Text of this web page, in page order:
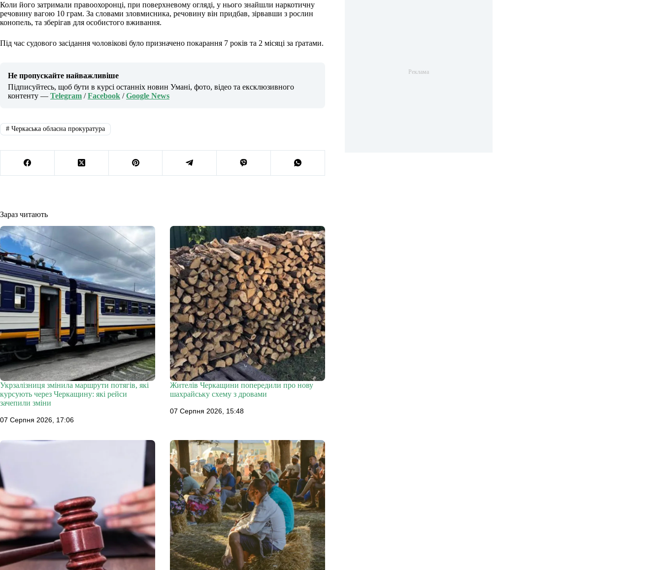
Коли його затримали правоохоронці, при поверхневому огляді, у нього знайшли наркотичну
речовину вагою 10 грам. За словами зловмисника, речовину він придбав, зірвавши з рослин
конопель, та зберігав для особистого вживання.
Під час судового засідання чоловікові було призначено покарання 7 років та 2 місяці за ґратами.
Не пропускайте найважливіше
Підписуйтесь, щоб бути в курсі останніх новин Умані, фото, відео та ексклюзивного
контенту — Telegram /Facebook /Google News
#Черкаська обласна прокуратура
Зараз читають
Укрзалізниця змінила маршрути потягів, які
курсують через Черкащину: які рейси
зачепили зміни
07 Серпня 2026, 17:06
Жителів Черкащини попередили про нову
шахрайську схему з дровами
07 Серпня 2026, 15:48